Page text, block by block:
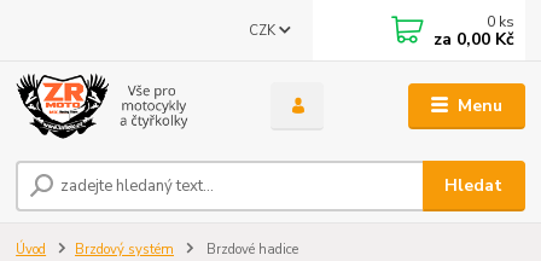
Menu
CZK
Hledat
0 ks
za 0,00 Kč
Úvod Brzdový systém Brzdové hadice